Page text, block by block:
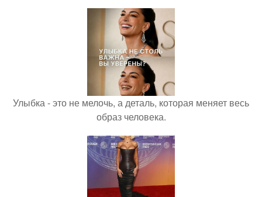
Улыбка - это не мелочь, а деталь, которая меняет весь
образ человека.